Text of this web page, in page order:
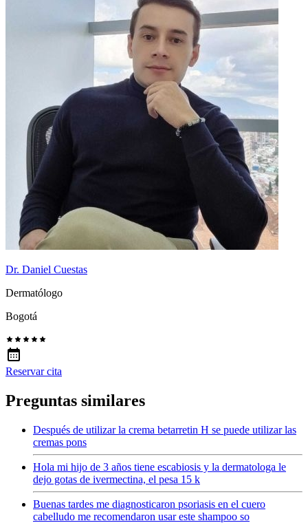
Dr. Daniel Cuestas
Dermatólogo
Bogotá
Reservar cita
Preguntas similares
Después de utilizar la crema betarretin H se puede utilizar las
cremas pons
Hola mi hijo de 3 años tiene escabiosis y la dermatologa le
dejo gotas de ivermectina, el pesa 15 k
Buenas tardes me diagnosticaron psoriasis en el cuero
cabelludo me recomendaron usar este shampoo so